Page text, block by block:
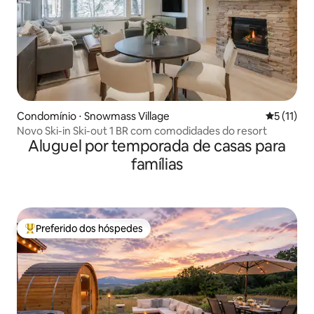
Condomínio ⋅ Snowmass Village 5 de uma
5 (11)
Novo Ski-in Ski-out 1 BR com comodidades do resort
Aluguel por temporada de casas para
famílias
Entre os melhores preferidos dos hóspedes
Preferido dos hóspedes